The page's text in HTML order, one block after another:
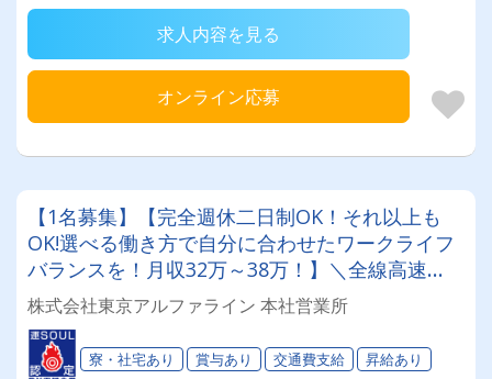
求人内容を見る
オンライン応募
【1名募集】【完全週休二日制OK！それ以上も
OK!選べる働き方で自分に合わせたワークライフ
バランスを！月収32万～38万！】＼全線高速
OK×カーナビ完備／ 寮ありで遠方からの応募も
大歓迎★
株式会社東京アルファライン 本社営業所
寮・社宅あり 賞与あり 交通費支給 昇給あり